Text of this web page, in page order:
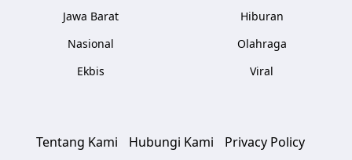
Jawa Barat
Nasional
Ekbis
Hiburan
Olahraga
Viral
Tentang Kami Hubungi Kami Privacy Policy